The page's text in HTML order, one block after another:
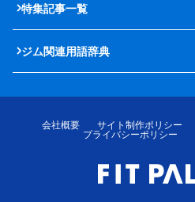
特集記事一覧
ジム関連用語辞典
会社概要 サイト制作ポリシー
プライバシーポリシー